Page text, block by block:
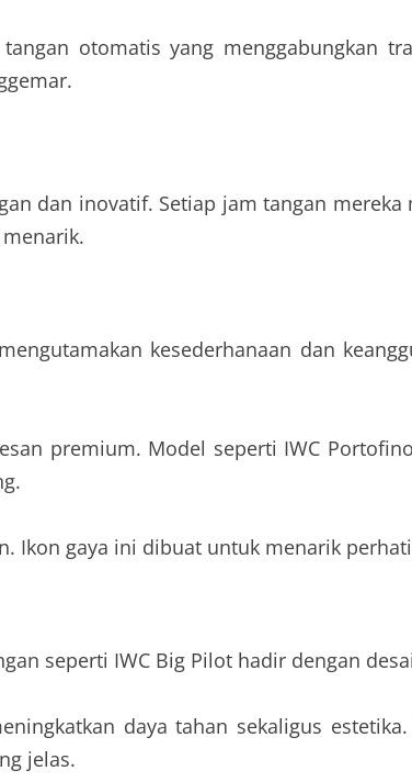
otomatis yang menggabungkan
dan inovatif. Setiap jam tangan
kesederhanaan dan
premium. Model seperti IWC
Ikon gaya ini dibuat untuk menarik
seperti IWC Big Pilot hadir dengan
daya tahan sekaligus
jelas.